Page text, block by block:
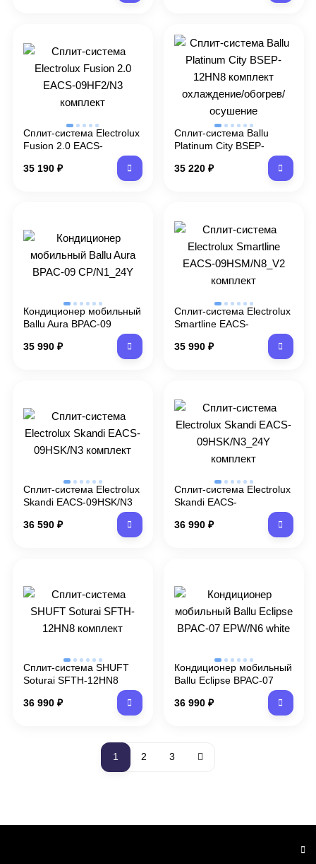
Сплит-система Electrolux
Fusion 2.0 EACS-
35 190 ₽
Сплит-система Ballu
Platinum City BSEP-
охлаждение/обогрев/
35 220 ₽
Кондиционер мобильный
Ballu Aura BPAC-09
35 990 ₽
Сплит-система Electrolux
Smartline EACS-
09HSM/N8_V2 комплект
35 990 ₽
Сплит-система Electrolux
Skandi EACS-09HSK/N3
36 590 ₽
Сплит-система Electrolux
Skandi EACS-
09HSK/N3_24Y комплект
36 990 ₽
Сплит-система SHUFT
Soturai SFTH-12HN8
36 990 ₽
Кондиционер мобильный
Ballu Eclipse BPAC-07
36 990 ₽
1 2 3